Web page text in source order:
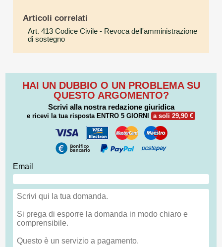
Articoli correlati
Art. 413 Codice Civile - Revoca dell'amministrazione
di sostegno
HAI UN DUBBIO O UN PROBLEMA SU
QUESTO ARGOMENTO?
Scrivi alla nostra redazione giuridica
e ricevi la tua risposta ENTRO 5 GIORNI a soli 29,90 €
Email